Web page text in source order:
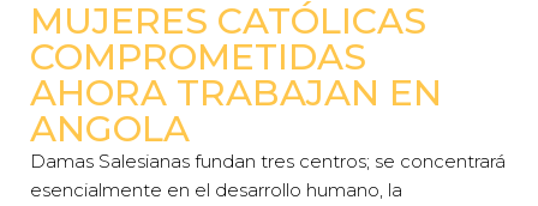
MUJERES CATÓLICAS
COMPROMETIDAS
AHORA TRABAJAN EN
ANGOLA
Damas Salesianas fundan tres centros; se concentrará
esencialmente en el desarrollo humano, la